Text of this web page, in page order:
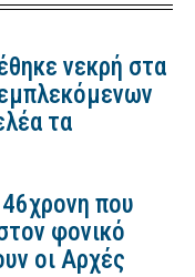
νεκρή στα
τα
που
φονικό
οι Αρχές